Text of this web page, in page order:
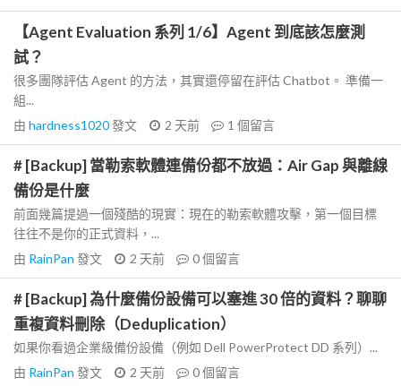
【Agent Evaluation 系列 1/6】Agent 到底該怎麼測
試？
很多團隊評估 Agent 的方法，其實還停留在評估 Chatbot。 準備一
組...
由 hardness1020發文 2 天前 1 個留言
# [Backup] 當勒索軟體連備份都不放過：Air Gap 與離線
備份是什麼
前面幾篇提過一個殘酷的現實：現在的勒索軟體攻擊，第一個目標
往往不是你的正式資料，...
由 RainPan 發文 2 天前 0個留言
# [Backup] 為什麼備份設備可以塞進 30 倍的資料？聊聊
重複資料刪除（Deduplication）
如果你看過企業級備份設備（例如 Dell PowerProtect DD 系列）...
由 RainPan 發文 2 天前 0個留言